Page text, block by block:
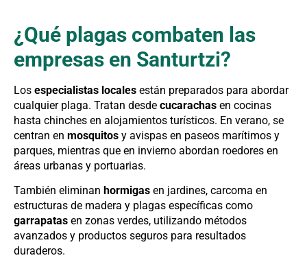
¿Qué plagas combaten las
empresas en Santurtzi?
Los especialistas locales están preparados para abordar
cualquier plaga. Tratan desde cucarachas en cocinas
hasta chinches en alojamientos turísticos. En verano, se
centran en mosquitos y avispas en paseos marítimos y
parques, mientras que en invierno abordan roedores en
áreas urbanas y portuarias.
También eliminan hormigas en jardines, carcoma en
estructuras de madera y plagas específicas como
garrapatas en zonas verdes, utilizando métodos
avanzados y productos seguros para resultados
duraderos.